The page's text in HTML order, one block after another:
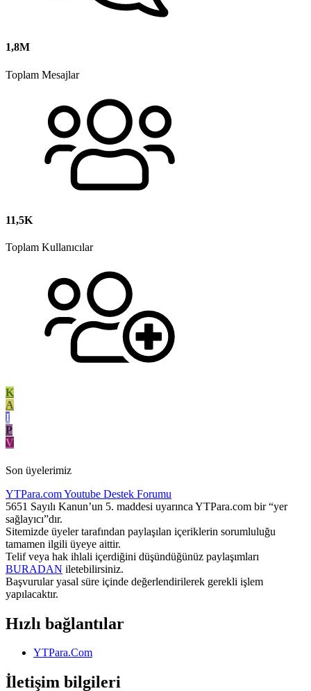
1,8M
Toplam Mesajlar
11,5K
Toplam Kullanıcılar
K
A
I
P
V
Son üyelerimiz
YTPara.comYoutube Destek Forumu
5651 Sayılı Kanun’un 5. maddesi uyarınca YTPara.com bir “yer
sağlayıcı”dır.
Sitemizde üyeler tarafından paylaşılan içeriklerin sorumluluğu
tamamen ilgili üyeye aittir.
Telif veya hak ihlali içerdiğini düşündüğünüz paylaşımları
BURADAN iletebilirsiniz.
Başvurular yasal süre içinde değerlendirilerek gerekli işlem
yapılacaktır.
Hızlı bağlantılar
YTPara.Com
İletişim bilgileri